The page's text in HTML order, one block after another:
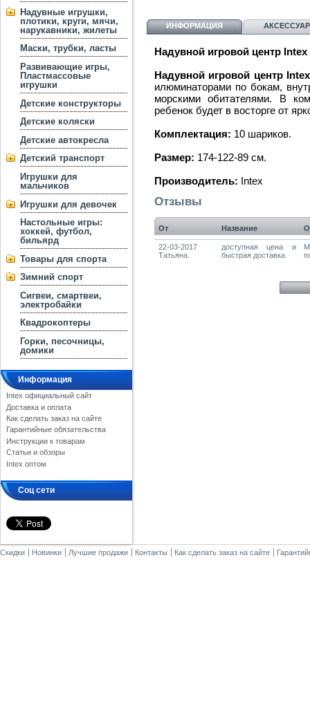
Надувные игрушки,
плотики, круги, мячи,
нарукавники, жилеты
Маски, трубки, ласты
Развивающие игры,
Пластмассовые
игрушки
Детские конструкторы
Детские коляски
Детские автокресла
Детский транспорт
Игрушки для
мальчиков
Игрушки для девочек
Настольные игры:
хоккей, футбол,
бильярд
Товары для спорта
Зимний спорт
Сигвеи, смартвеи,
электробайки
Квадрокоптеры
Горки, песочницы,
домики
Информация
Intex официальный сайт
Доставка и оплата
Как сделать заказ на сайте
Гарантийные обязательства
Инструкции к товарам
Статьи и обзоры
Intex оптом
Соц сети
ИНФОРМАЦИЯ
Надувной игровой центр Intex
Надувной игровой центр
илюминаторами по бокам,
морскими обитателями. В
ребенок будет в восторге от
Комплектация: 10 шариков.
Размер: 174-122-89 см.
Производитель: Intex
Отзывы
От Название
22-03-2017
Татьяна.
доступная цена и
быстрая доставка
Скидки Новинки Лучшие продажи Контакты Как сделать заказ на сайте